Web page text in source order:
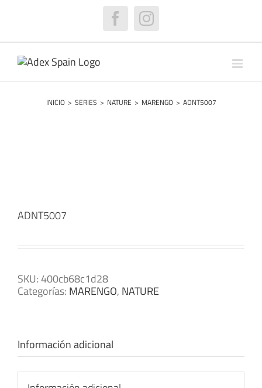
FacebookInstagram
INICIO > SERIES > NATURE > MARENGO > ADNT5007
ADNT5007
SKU:400cb68c1d28
Categorías: MARENGO, NATURE
Información adicional